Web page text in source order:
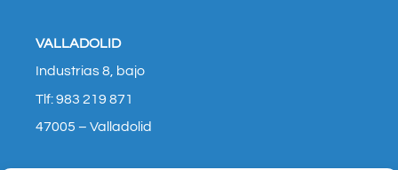
VALLADOLID
Industrias 8, bajo
Tlf: 983 219 871
47005 – Valladolid